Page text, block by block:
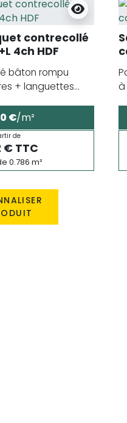
contrecollé
4ch HDF
bâton rompu
+ languettes...
€/m²
de
€ TTC
0.786 m²
à